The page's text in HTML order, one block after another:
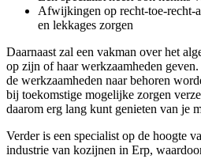
Afwijkingen op recht-toe-recht-
en lekkages zorgen
Daarnaast zal een vakman over het
op zijn of haar werkzaamheden
de werkzaamheden naar behoren
bij toekomstige mogelijke zorgen
daarom erg lang kunt genieten van je
Verder is een specialist op de hoogte
industrie van kozijnen in Erp,